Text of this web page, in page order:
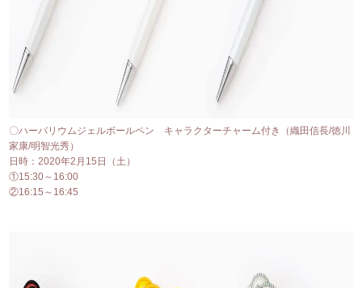
〇ハーバリウムジェルボールペン キャラクターチャーム付き（織田信長/徳川
家康/明智光秀）
日時：2020年2月15日（土）
①15:30～16:00
②16:15～16:45